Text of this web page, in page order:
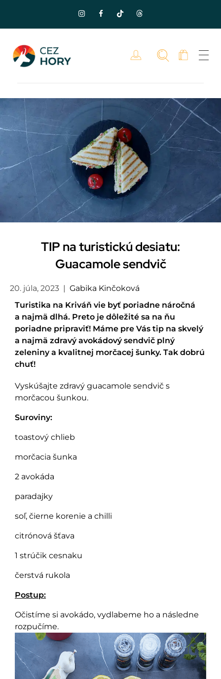
TIP na turistickú desiatu:
Guacamole sendvič
20. júla, 2023
Gabika Kinčoková
Turistika na Kriváň vie byť poriadne náročná
a najmä dlhá. Preto je dôležité sa na ňu
poriadne pripraviť! Máme pre Vás tip na skvelý
a najmä zdravý avokádový sendvič plný
zeleniny a kvalitnej morčacej šunky. Tak dobrú
chuť!
Vyskúšajte zdravý guacamole sendvič s
morčacou šunkou.
Suroviny:
toastový chlieb
morčacia šunka
2 avokáda
paradajky
soľ, čierne korenie a chilli
citrónová šťava
1 strúčik cesnaku
čerstvá rukola
Postup:
Očistíme si avokádo, vydlabeme ho a následne
rozpučíme.